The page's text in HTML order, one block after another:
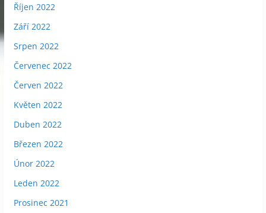
Říjen 2022
Září 2022
Srpen 2022
Červenec 2022
Červen 2022
Květen 2022
Duben 2022
Březen 2022
Únor 2022
Leden 2022
Prosinec 2021